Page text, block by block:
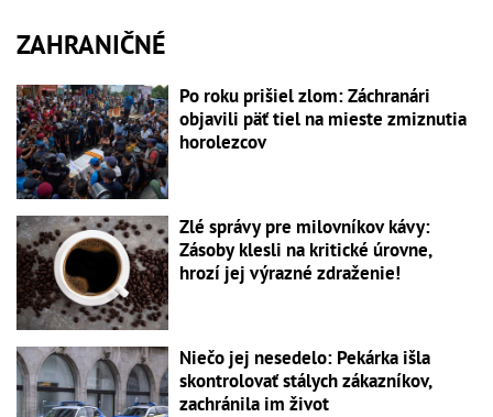
ZAHRANIČNÉ
Po roku prišiel zlom: Záchranári
objavili päť tiel na mieste zmiznutia
horolezcov
Zlé správy pre milovníkov kávy:
Zásoby klesli na kritické úrovne,
hrozí jej výrazné zdraženie!
Niečo jej nesedelo: Pekárka išla
skontrolovať stálych zákazníkov,
zachránila im život